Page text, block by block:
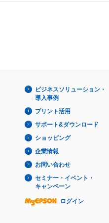
ビジネスソリューション・
導入事例
プリント活用
サポート&ダウンロード
ショッピング
企業情報
お問い合わせ
セミナー・イベント・
キャンペーン
ログイン